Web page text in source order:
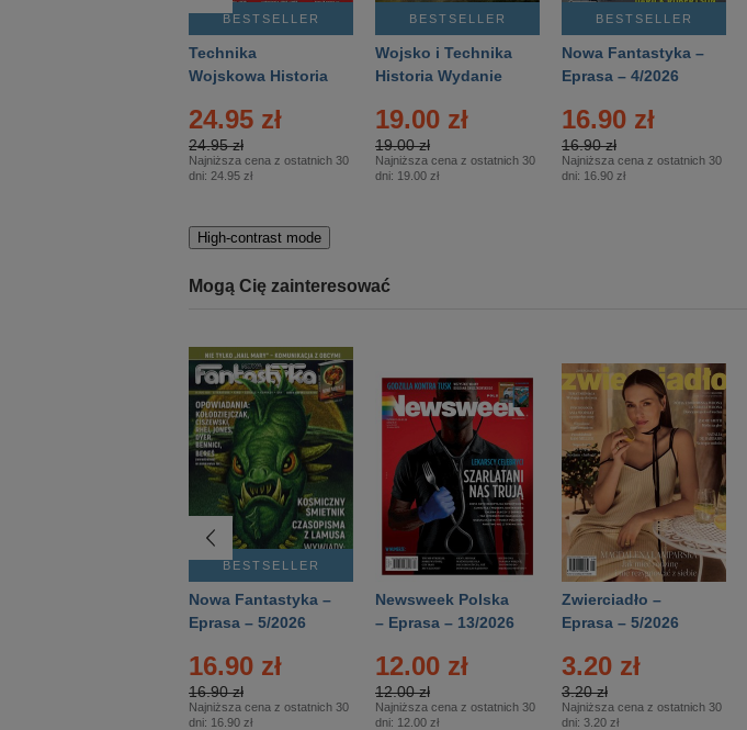
BESTSELLER
Technika
Wojskowa Historia
24.95 zł
24.95 zł
Najniższa cena z ostatnich 30
dni: 24.95 zł
BESTSELLER
Wojsko i Technika
Historia Wydanie
– 2/2026
19.00 zł
19.00 zł
Najniższa cena z ostatnich 30
dni: 19.00 zł
BESTSELLER
Nowa Fantastyka –
Eprasa – 4/2026
16.90 zł
16.90 zł
Najniższa cena z ostatnich 30
dni: 16.90 zł
High-contrast mode
Mogą Cię zainteresować
BESTSELLER
Nowa Fantastyka –
Eprasa – 5/2026
16.90 zł
16.90 zł
Najniższa cena z ostatnich 30
dni: 16.90 zł
Newsweek Polska
– Eprasa – 13/2026
12.00 zł
12.00 zł
Najniższa cena z ostatnich 30
dni: 12.00 zł
Zwierciadło –
Eprasa – 5/2026
3.20 zł
3.20 zł
Najniższa cena z ostatnich 30
dni: 3.20 zł